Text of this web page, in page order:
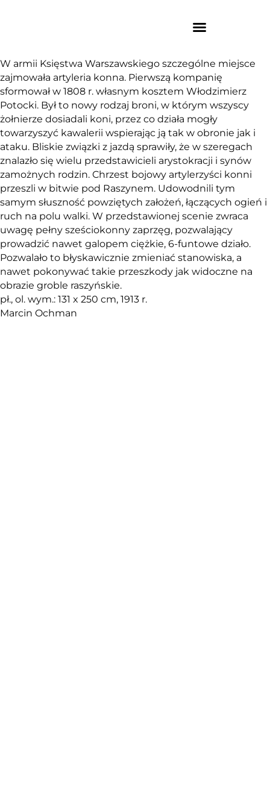
W armii Księstwa Warszawskiego szczególne miejsce
zajmowała artyleria konna. Pierwszą kompanię
sformował w 1808 r. własnym kosztem Włodzimierz
Potocki. Był to nowy rodzaj broni, w którym wszyscy
żołnierze dosiadali koni, przez co działa mogły
towarzyszyć kawalerii wspierając ją tak w obronie jak i
ataku. Bliskie związki z jazdą sprawiły, że w szeregach
znalazło się wielu przedstawicieli arystokracji i synów
zamożnych rodzin. Chrzest bojowy artylerzyści konni
przeszli w bitwie pod Raszynem. Udowodnili tym
samym słuszność powziętych założeń, łączących ogień i
ruch na polu walki. W przedstawionej scenie zwraca
uwagę pełny sześciokonny zaprzęg, pozwalający
prowadzić nawet galopem ciężkie, 6-funtowe działo.
Pozwalało to błyskawicznie zmieniać stanowiska, a
nawet pokonywać takie przeszkody jak widoczne na
obrazie groble raszyńskie.
pł., ol. wym.: 131 x 250 cm, 1913 r.
Marcin Ochman